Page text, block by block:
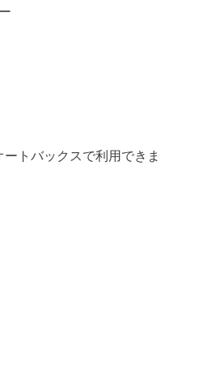
トバックスで利用できま